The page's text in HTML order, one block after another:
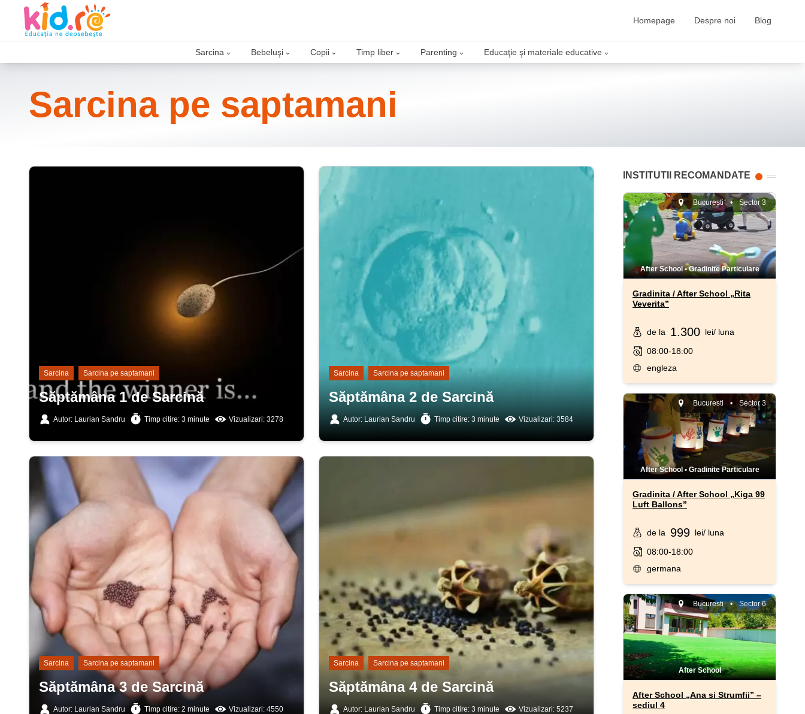
Homepage Despre noi Blog
Sarcina › Bebeluşi › Copii › Timp liber › Parenting › Educaţie şi materiale educative ›
Sarcina pe saptamani
Sarcina Sarcina pe saptamani
Săptămâna 1 de Sarcină
Autor: Laurian Sandru Timp citire: 3 minute Vizualizari: 3278
Sarcina Sarcina pe saptamani
Săptămâna 2 de Sarcină
Autor: Laurian Sandru Timp citire: 3 minute Vizualizari: 3584
Sarcina Sarcina pe saptamani
Săptămâna 3 de Sarcină
Autor: Laurian Sandru Timp citire: 2 minute Vizualizari: 4550
Sarcina Sarcina pe saptamani
Săptămâna 4 de Sarcină
Autor: Laurian Sandru Timp citire: 3 minute Vizualizari: 5237
INSTITUTII RECOMANDATE
Bucuresti • Sector 3
After School•Gradinite Particulare
Gradinita / After School „Rita
Veverita”
de la 1.300 lei/ luna
08:00-18:00
engleza
Bucuresti • Sector 3
After School• Gradinite Particulare
Gradinita / After School „Kiga 99
Luft Ballons”
de la 999 lei/ luna
08:00-18:00
germana
Bucuresti • Sector 6
After School
After School „Ana si Strumfii” –
sediul 4